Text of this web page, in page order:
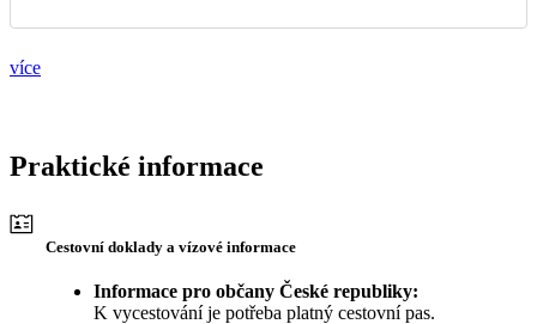
více
Praktické informace
Cestovní doklady a vízové informace
Informace pro občany České republiky:
K vycestování je potřeba platný cestovní pas.